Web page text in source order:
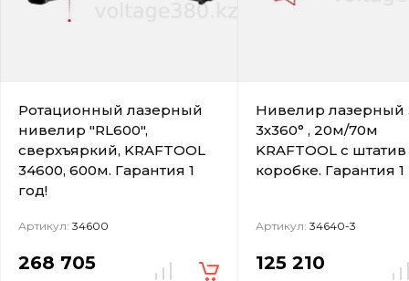
Ротационный лазерный
нивелир "RL600",
сверхъяркий, KRAFTOOL
34600, 600м. Гарантия 1
год!
Артикул: 34600
268 705
Нивелир лазерный
3х360° , 20м/70м
KRAFTOOL с
коробке. Гарантия 1
Артикул: 34640-3
125 210